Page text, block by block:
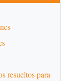
resueltos para